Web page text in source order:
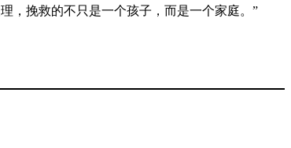
，挽救的不只是一个孩子，而是一个家庭。”